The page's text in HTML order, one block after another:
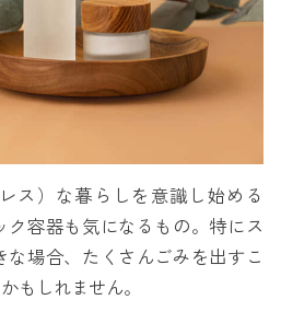
ス）な暮らしを意識し始める
ク容器も気になるもの。特にス
場合、たくさんごみを出すこ
もしれません。